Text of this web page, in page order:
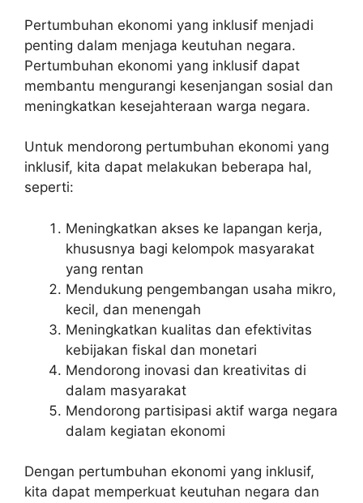
Pertumbuhan ekonomi yang inklusif menjadi
penting dalam menjaga keutuhan negara.
Pertumbuhan ekonomi yang inklusif dapat
membantu mengurangi kesenjangan sosial dan
meningkatkan kesejahteraan warga negara.
Untuk mendorong pertumbuhan ekonomi yang
inklusif, kita dapat melakukan beberapa hal,
seperti:
Meningkatkan akses ke lapangan kerja,
khususnya bagi kelompok masyarakat
yang rentan
Mendukung pengembangan usaha mikro,
kecil, dan menengah
Meningkatkan kualitas dan efektivitas
kebijakan fiskal dan monetari
Mendorong inovasi dan kreativitas di
dalam masyarakat
Mendorong partisipasi aktif warga negara
dalam kegiatan ekonomi
Dengan pertumbuhan ekonomi yang inklusif,
kita dapat memperkuat keutuhan negara dan